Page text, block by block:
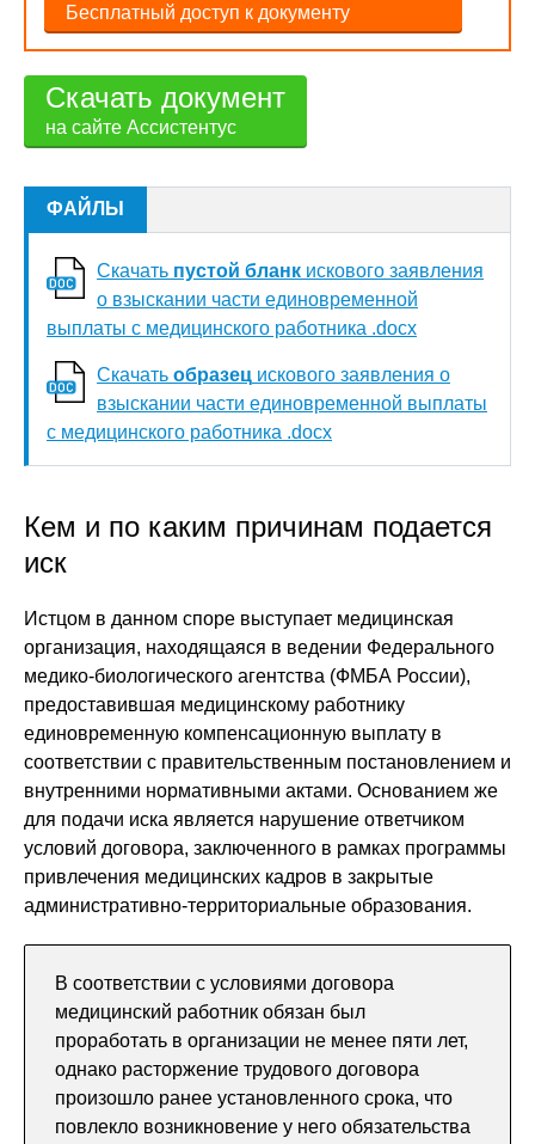
Бесплатный доступ к документу
Скачать документ
на сайте Ассистентус
ФАЙЛЫ
Скачать пустой бланк искового заявления
о взыскании части единовременной
выплаты с медицинского работника .docx
Скачать образец искового заявления о
взыскании части единовременной выплаты
с медицинского работника .docx
Кем и по каким причинам подается
иск
Истцом в данном споре выступает медицинская
организация, находящаяся в ведении Федерального
медико-биологического агентства (ФМБА России),
предоставившая медицинскому работнику
единовременную компенсационную выплату в
соответствии с правительственным постановлением и
внутренними нормативными актами. Основанием же
для подачи иска является нарушение ответчиком
условий договора, заключенного в рамках программы
привлечения медицинских кадров в закрытые
административно-территориальные образования.
В соответствии с условиями договора
медицинский работник обязан был
проработать в организации не менее пяти лет,
однако расторжение трудового договора
произошло ранее установленного срока, что
повлекло возникновение у него обязательства